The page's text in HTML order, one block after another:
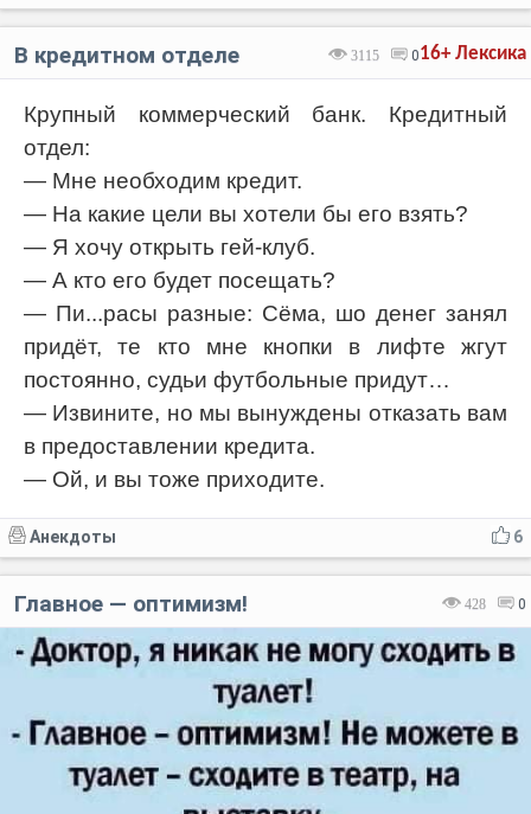
Лексика
16+
3115 0
В кредитном отделе
Крупный коммерческий банк. Кредитный
отдел:
— Мне необходим кредит.
— На какие цели вы хотели бы его взять?
— Я хочу открыть гей-клуб.
— А кто его будет посещать?
— Пи...расы разные: Сёма, шо денег занял
придёт, те кто мне кнопки в лифте жгут
постоянно, судьи футбольные придут…
— Извините, но мы вынуждены отказать вам
в предоставлении кредита.
— Ой, и вы тоже приходите.
6
Анекдоты
428 0
Главное — оптимизм!